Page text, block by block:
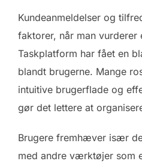
Kundeanmeldelser og
faktorer, når man
Taskplatform har fået en
blandt brugerne. Mange
intuitive brugerflade og
gør det lettere at
Brugere fremhæver især
med andre værktøjer som